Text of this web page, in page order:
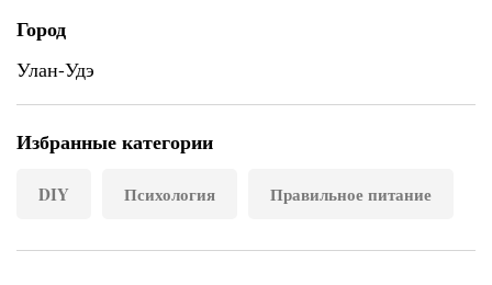
Город
Улан-Удэ
Избранные категории
DIY Психология Правильное питание